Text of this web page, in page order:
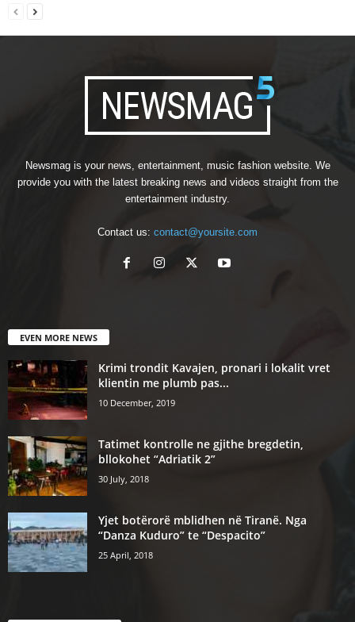
Newsmag is your news, entertainment, music fashion website. We
provide you with the latest breaking news and videos straight from the
entertainment industry.
Contact us: contact@yoursite.com
EVEN MORE NEWS
Krimi trondit Kavajen, pronari i lokalit vret
klientin me plumb pas...
10 December, 2019
Tatimet kontrolle ne gjithe bregdetin,
bllokohet “Adriatik 2”
30 July, 2018
Yjet botërorë mblidhen në Tiranë. Nga
“Danza Kuduro” te “Despacito”
25 April, 2018